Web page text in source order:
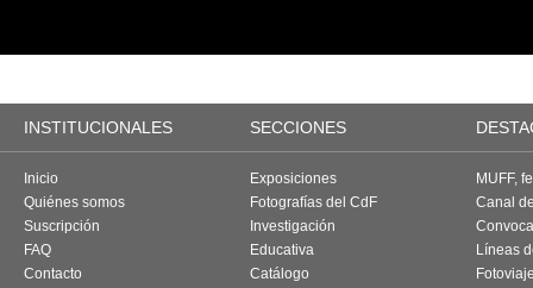
INSTITUCIONALES SECCIONES
Inicio
Quiénes somos
Suscripción
FAQ
Contacto
Exposiciones
Fotografías del CdF
Investigación
Educativa
Catálogo
MUFF,
Canal
Líneas